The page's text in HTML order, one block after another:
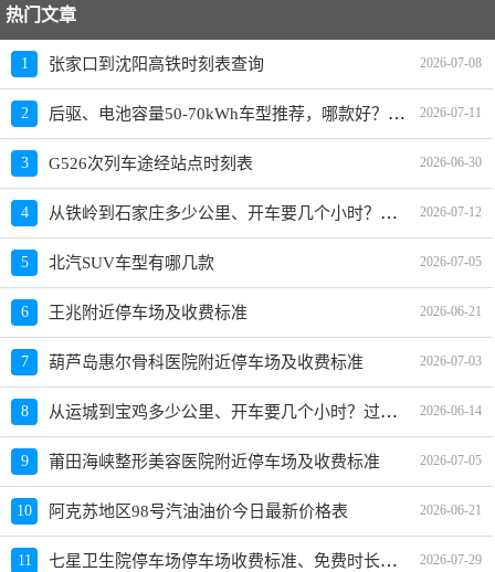
热门文章
1 张家口到沈阳高铁时刻表查询 2026-07-08
2 后驱、电池容量50-70kWh车型推荐，哪款好？价格多少？ 2026-07-11
3 G526次列车途经站点时刻表 2026-06-30
4 从铁岭到石家庄多少公里、开车要几个小时？过路费、油费等 2026-07-12
5 北汽SUV车型有哪几款 2026-07-05
6 王兆附近停车场及收费标准 2026-06-21
7 葫芦岛惠尔骨科医院附近停车场及收费标准 2026-07-03
8 从运城到宝鸡多少公里、开车要几个小时？过路费、油费等 2026-06-14
9 莆田海峡整形美容医院附近停车场及收费标准 2026-07-05
10 阿克苏地区98号汽油油价今日最新价格表 2026-06-21
11 七星卫生院停车场停车场收费标准、免费时长、日租月租信息 2026-07-29